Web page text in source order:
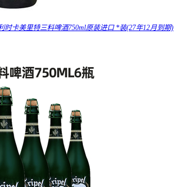
时卡美里特三料啤酒750ml原装进口 *装(27年12月到期)